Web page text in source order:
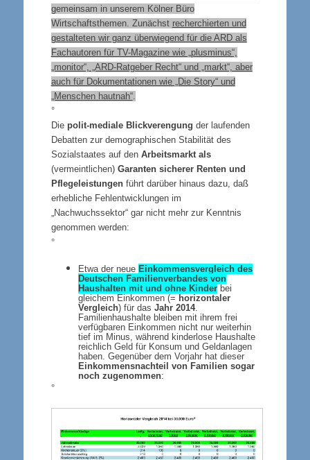
gemeinsam in unserem Kölner Büro
Wirtschaftsthemen. Zunächst recherchierten und
gestalteten wir ganz überwiegend für die ARD als
Fachautoren für TV-Magazine wie „plusminus“,
„monitor“, „ARD-Ratgeber Recht“ und „markt“, aber
auch für Dokumentationen wie „Die Story“ und
„Menschen hautnah“.
°
Die polit-mediale Blickverengung der laufenden
Debatten zur demographischen Stabilität des
Sozialstaates auf den Arbeitsmarkt als
(vermeintlichen) Garanten sicherer Renten und
Pflegeleistungenführt darüber hinaus dazu, daß
erhebliche Fehlentwicklungen im
„Nachwuchssektor“ gar nicht mehr zur Kenntnis
genommen werden:
°
Etwa der neue Einkommensvergleich des
Deutschen Familienverbandes von
Haushalten mit und ohne Kinderbei
gleichem Einkommen (= horizontaler
Vergleich) für das Jahr 2014.
Familienhaushalte bleiben mit ihrem frei
verfügbaren Einkommen nicht nur weiterhin
tief im Minus, während kinderlose Haushalte
reichlich Geld für Konsum und Geldanlagen
haben. Gegenüber dem Vorjahr hat dieser
Einkommensnachteil von Familien sogar
noch zugenommen:
°